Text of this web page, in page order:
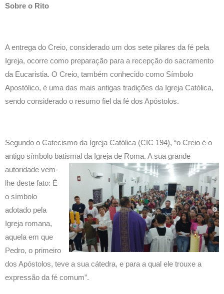
Sobre o Rito
A entrega do Creio, considerado um dos sete pilares da fé pela
Igreja, ocorre como preparação para a recepção do sacramento
da Eucaristia. O Creio, também conhecido como Símbolo
Apostólico, é uma das mais antigas tradições da Igreja Católica,
sendo considerado o resumo fiel da fé dos Apóstolos.
Segundo o Catecismo da Igreja Católica (CIC 194), “o Creio é o
antigo símbolo batismal da Igreja de Roma. A sua grande
autoridade vem-
lhe deste fato: É
o símbolo
adotado pela
Igreja romana,
aquela em que
Pedro, o primeiro
dos Apóstolos, teve a sua cátedra, e para a qual ele trouxe a
expressão da fé comum”.